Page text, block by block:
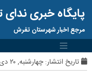
پایگاه خبری
مرجع اخبار شهرستان تفرش
تاریخ انتشار:چهارشنبه, ۲۰ دی ۱۴۰۲ ساعت:10:19